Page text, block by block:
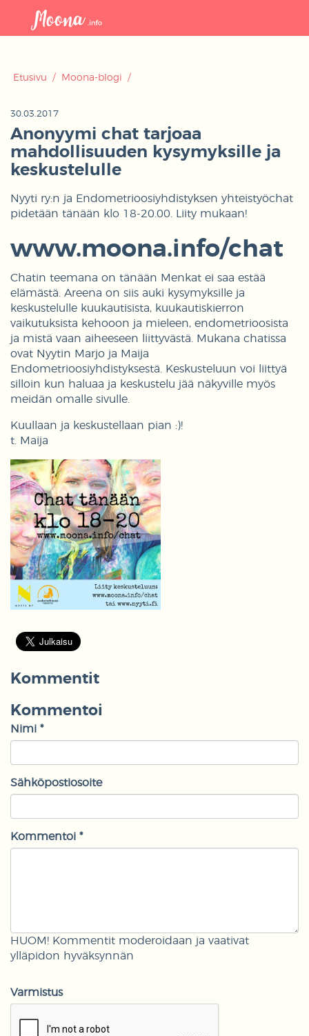
Etusivu / Moona-blogi /
30.03.2017
Anonyymi chat tarjoaa
mahdollisuuden kysymyksille ja
keskustelulle
Nyyti ry:n ja Endometrioosiyhdistyksen yhteistyöchat
pidetään tänään klo 18-20.00. Liity mukaan!
www.moona.info/chat
Chatin teemana on tänään Menkat ei saa estää
elämästä. Areena on siis auki kysymyksille ja
keskustelulle kuukautisista, kuukautiskierron
vaikutuksista kehooon ja mieleen, endometrioosista
ja mistä vaan aiheeseen liittyvästä. Mukana chatissa
ovat Nyytin Marjo ja Maija
Endometrioosiyhdistyksestä. Keskusteluun voi liittyä
silloin kun haluaa ja keskustelu jää näkyville myös
meidän omalle sivulle.
Kuullaan ja keskustellaan pian :)!
t. Maija
Kommentit
Kommentoi
Nimi *
Sähköpostiosoite
Kommentoi *
HUOM! Kommentit moderoidaan ja vaativat
ylläpidon hyväksynnän
Varmistus